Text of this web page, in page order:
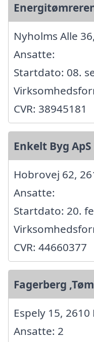
Nyholms Alle
Ansatte:
Startdato: 08.
CVR: 38945181
Enkelt Byg ApS
Hobrovej 62,
Ansatte:
Startdato: 20.
CVR: 44660377
Fagerberg
Espely 15,
Ansatte: 2